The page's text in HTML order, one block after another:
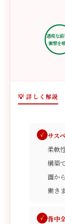
適度な前
衝撃を
💡 詳しく解説
サス
柔軟
構築
面か
働き
背中